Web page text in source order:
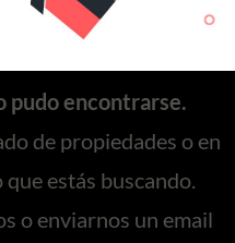
pudo encontrarse.
de propiedades o en
estás buscando.
o enviarnos un email